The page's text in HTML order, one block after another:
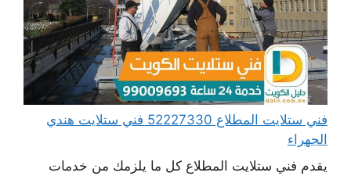
فني ستلايت المطلاع 52227330 فني ستلايت هندي
الجهراء
يقدم فني ستلايت المطلاع كل ما يلزمك من خدمات